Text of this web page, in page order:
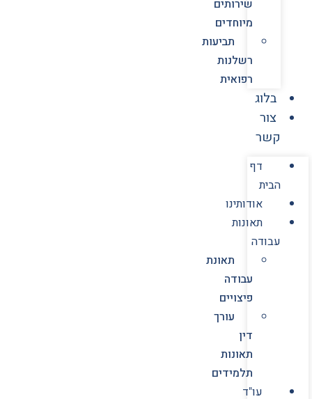
שירותים
מיוחדים
תביעות
רשלנות
רפואית
בלוג
צור
קשר
דף
הבית
אודותינו
תאונות
עבודה
תאונת
עבודה
פיצויים
עורך
דין
תאונות
תלמידים
עו"ד